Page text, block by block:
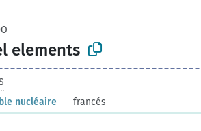
elements
nucléaire
francés